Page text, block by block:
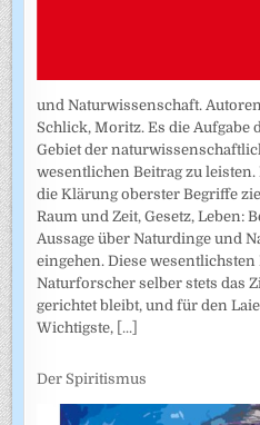
und Naturwissenschaft.
Schlick, Moritz. Es die Aufgabe
Gebiet der
wesentlichen Beitrag zu
die Klärung oberster Begriffe
Raum und Zeit, Gesetz, Leben:
Aussage über Naturdinge und
eingehen. Diese
Naturforscher selber stets das
gerichtet bleibt, und für den
Wichtigste, [...]
Der Spiritismus